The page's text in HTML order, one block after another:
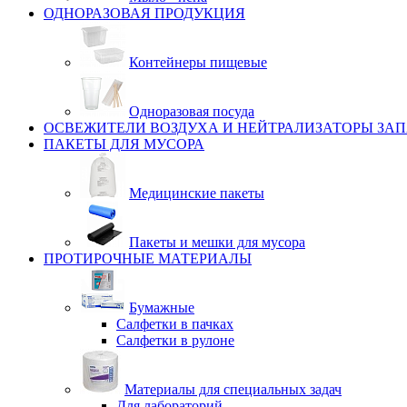
ОДНОРАЗОВАЯ ПРОДУКЦИЯ
Контейнеры пищевые
Одноразовая посуда
ОСВЕЖИТЕЛИ ВОЗДУХА И НЕЙТРАЛИЗАТОРЫ
ПАКЕТЫ ДЛЯ МУСОРА
Медицинские пакеты
Пакеты и мешки для мусора
ПРОТИРОЧНЫЕ МАТЕРИАЛЫ
Бумажные
Салфетки в пачках
Салфетки в рулоне
Материалы для специальных задач